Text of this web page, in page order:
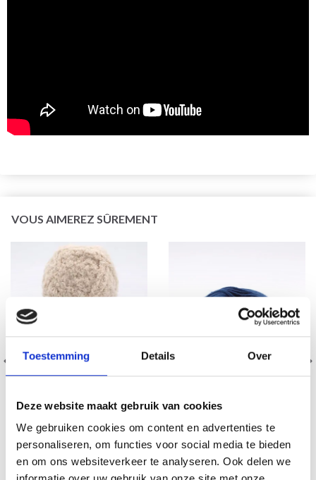
Toestemming Details Over
Deze website maakt gebruik van cookies
We gebruiken cookies om content en advertenties te
personaliseren, om functies voor social media te bieden
en om ons websiteverkeer te analyseren. Ook delen we
VOUS AIMEREZ SÛREMENT
EUR 5.45
Voir toutes les options
Polyamide
EUR 4.05
Voir toutes les options